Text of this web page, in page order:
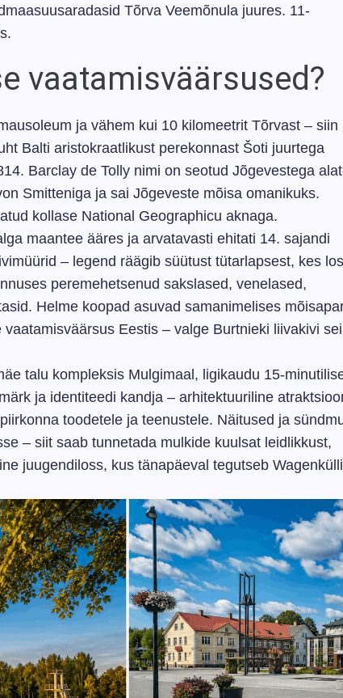
Tõrva Veemõnula juures. 11-
vaatamisväärsused?
ja vähem kui 10 kilomeetrit Tõrvast – siin
Balti aristokraatlikust perekonnast Šoti juurtega
Barclay de Tolly nimi on seotud Jõgevestega
Smitteniga ja sai Jõgeveste mõisa omanikuks.
kollase National Geographicu aknaga.
maantee ääres ja arvatavasti ehitati 14. sajandi
– legend räägib süütust tütarlapsest, kes
peremehetsenud sakslased, venelased,
Helme koopad asuvad samanimelises
Eestis – valge Burtnieki liivakivi
talu kompleksis Mulgimaal, ligikaudu 15-
ja identiteedi kandja – arhitektuuriline
toodetele ja teenustele. Näitused ja
– siit saab tunnetada mulkide kuulsat leidlikkust,
juugendiloss, kus tänapäeval tegutseb Wagenkülli